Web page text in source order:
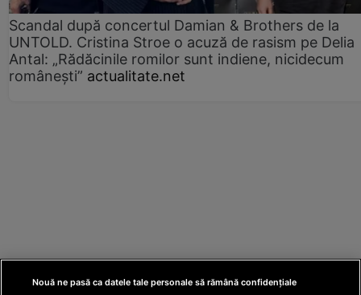
Scandal după concertul Damian & Brothers de la
UNTOLD. Cristina Stroe o acuză de rasism pe Delia
Antal: „Rădăcinile romilor sunt indiene, nicidecum
românești” actualitate.net
Nouă ne pasă ca datele tale personale să rămână confidențiale